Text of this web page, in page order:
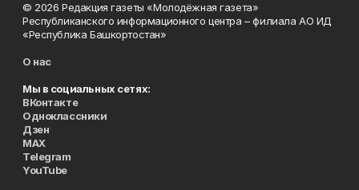
© 2026 Редакция газеты «Молодёжная газета»
Республиканского информационного центра – филиала АО ИД
«Республика Башкортостан»
О нас
Мы в социальных сетях:
ВКонтакте
Одноклассники
Дзен
MAX
Telegram
YouTube